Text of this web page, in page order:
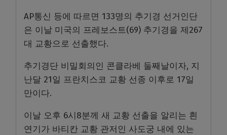
AP통신 등에 따르면 133명의 추기경 선거인단
은 이날 미국의 프레보스트(69) 추기경을 제267
대 교황으로 선출했다.
추기경단 비밀회의인 콘클라베 둘째날이자, 지
난달 21일 프란치스코 교황 선종 이후로 17일
만이다.
이날 오후 6시8분께 새 교황 선출을 알리는 흰
연기가 바티칸 교황 관저인 사도궁 내에 있는